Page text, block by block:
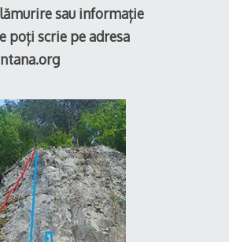
sau informație
poți scrie pe adresa